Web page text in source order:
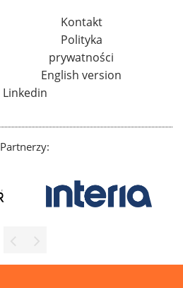
Kontakt
Polityka
prywatności
English version
Linkedin
Partnerzy: